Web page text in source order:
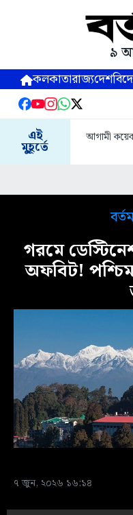
৯
কলকাতারাজ্যদেশ
এই
মুহূর্তে
আগামী কয়েক
গরমে
অফবিট!
৭ জুন, ২০২৬ ১৬:১৪